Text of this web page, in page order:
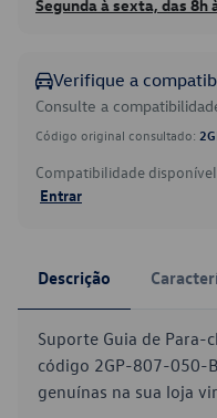
Segunda à sexta, das 8h
Verifique a
Consulte a
Código original consultado:
Compatibilidade
Entrar
Descrição
Suporte Guia de Para-
código 2GP-807-050-
genuínas na sua loja